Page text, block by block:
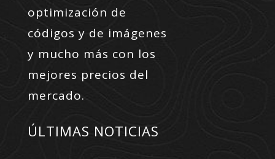
optimización de
códigos y de imágenes
y mucho más con los
mejores precios del
mercado.
ÚLTIMAS NOTICIAS